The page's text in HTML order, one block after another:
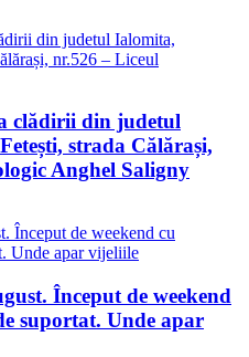
clădirii din judetul
strada Călărași,
Anghel Saligny
Început de weekend
suportat. Unde apar